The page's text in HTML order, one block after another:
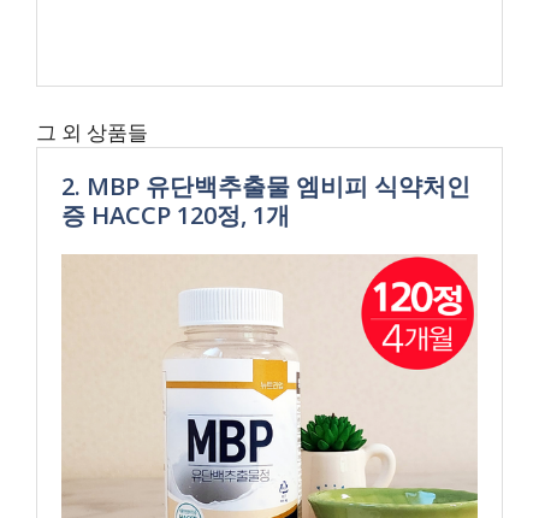
그 외 상품들
2. MBP 유단백추출물 엠비피 식약처인
증 HACCP 120정, 1개